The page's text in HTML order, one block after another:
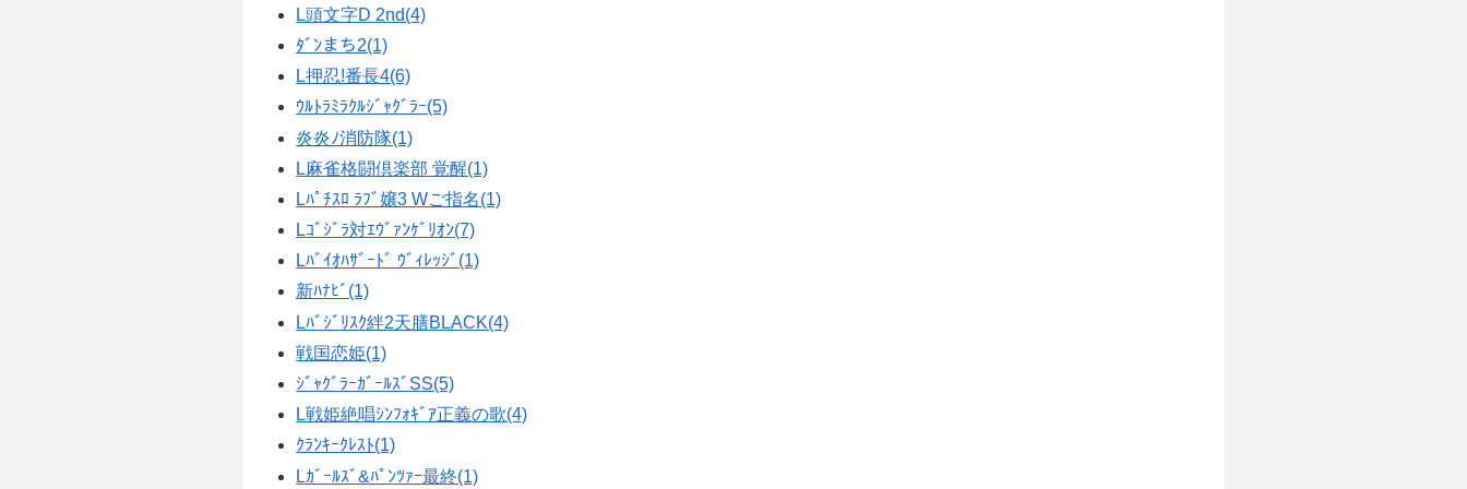
L頭文字D 2nd(4)
ﾀﾞﾝまち2(1)
L押忍!番長4(6)
ｳﾙﾄﾗﾐﾗｸﾙｼﾞｬｸﾞﾗｰ(5)
炎炎ﾉ消防隊(1)
L麻雀格闘倶楽部 覚醒(1)
Lﾊﾟﾁｽﾛ ﾗﾌﾞ嬢3 Wご指名(1)
Lｺﾞｼﾞﾗ対ｴｳﾞｧﾝｹﾞﾘｵﾝ(7)
Lﾊﾞｲｵﾊｻﾞｰﾄﾞ ｳﾞｨﾚｯｼﾞ(1)
新ﾊﾅﾋﾞ(1)
Lﾊﾞｼﾞﾘｽｸ絆2天膳BLACK(4)
戦国恋姫(1)
ｼﾞｬｸﾞﾗｰｶﾞｰﾙｽﾞSS(5)
L戦姫絶唱ｼﾝﾌｫｷﾞｱ正義の歌(4)
ｸﾗﾝｷｰｸﾚｽﾄ(1)
Lｶﾞｰﾙｽﾞ&ﾊﾟﾝﾂｧｰ最終(1)